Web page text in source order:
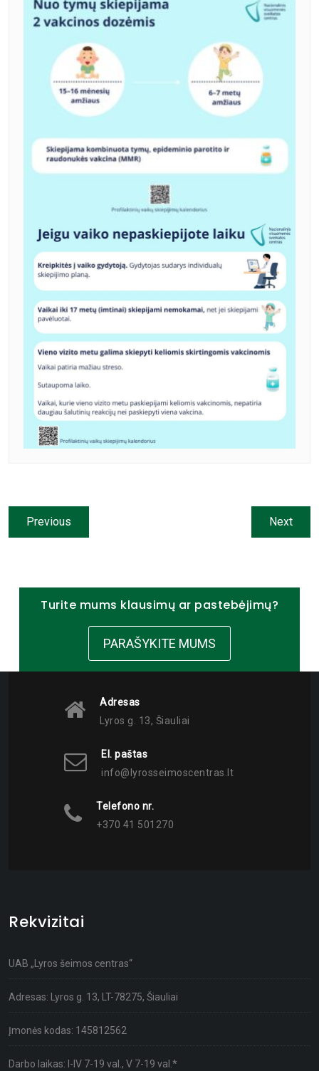
Previous Next
Turite mums klausimų ar pastebėjimų?
PARAŠYKITE MUMS
Adresas
Lyros g. 13, Šiauliai
El. paštas
info@lyrosseimoscentras.lt
Telefono nr.
+370 41 501270
Rekvizitai
UAB „Lyros šeimos centras“
Adresas: Lyros g. 13, LT-78275, Šiauliai
Įmonės kodas: 145812562
Darbo laikas: I-IV 7-19 val., V 7-19 val.*